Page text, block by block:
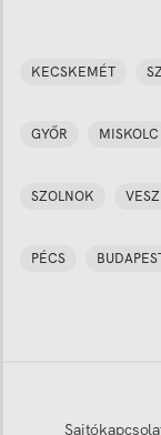
KECSKEMÉT
GYŐR MISKOLC
SZOLNOK
PÉCS